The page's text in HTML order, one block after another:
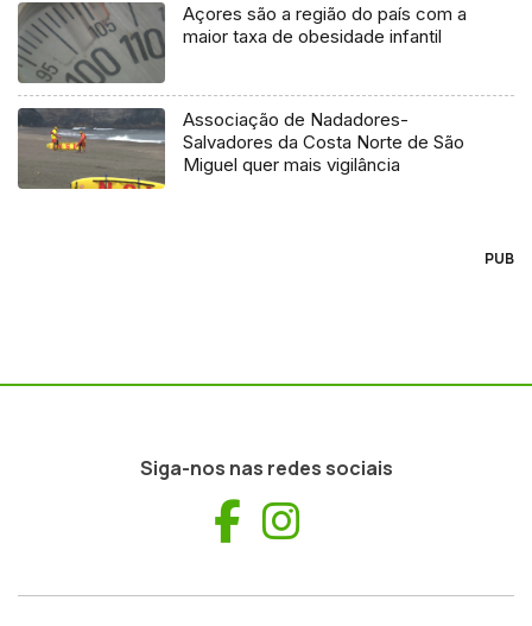
Açores são a região do país com a
maior taxa de obesidade infantil
Associação de Nadadores-
Salvadores da Costa Norte de São
Miguel quer mais vigilância
PUB
Siga-nos nas redes sociais
Facebook